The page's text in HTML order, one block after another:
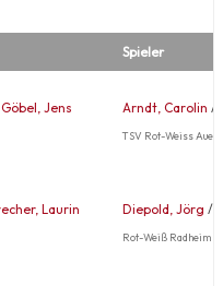
Spieler
Göbel, Jens Arndt, Carolin /
TSV Rot-Weiss
Laurin Diepold, Jörg /
Rot-Weiß Radheim 2